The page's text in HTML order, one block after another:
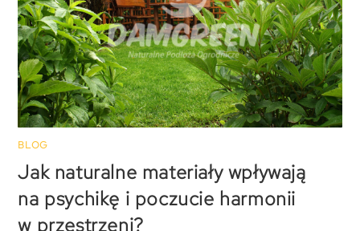
BLOG
Jak naturalne materiały wpływają
na psychikę i poczucie harmonii
w przestrzeni?